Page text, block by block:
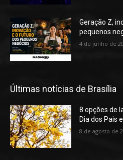
Geração Z,
pequenos
4 de junho de
Últimas notícias de Brasília
8 opções de
Dia dos Pais
8 de agosto de